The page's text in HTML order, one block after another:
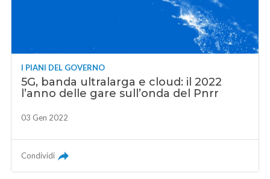
I PIANI DEL GOVERNO
5G, banda ultralarga e cloud: il 2022
l’anno delle gare sull’onda del Pnrr
03 Gen 2022
Condividi